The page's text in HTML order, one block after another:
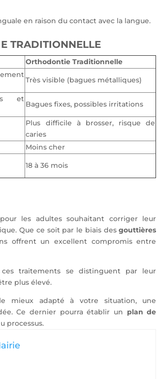
en raison du contact avec la langue.
TRADITIONNELLE
Orthodontie Traditionnelle
Très visible (bagues métalliques)
et
Bagues fixes, possibles irritations
Plus difficile à brosser, risque de
caries
Moins cher
18 à 36 mois
les adultes souhaitant corriger leur
Que ce soit par le biais desgouttières
offrent un excellent compromis entre
ces traitements se distinguent par leur
plus élevé.
mieux adapté à votre situation, une
Ce dernier pourra établir un plan de
processus.